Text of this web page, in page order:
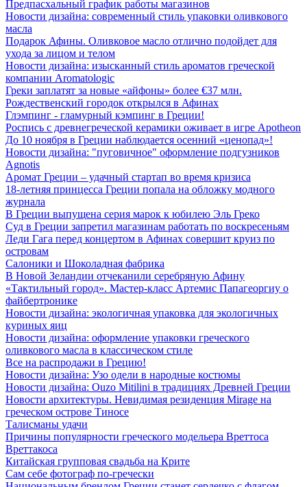
Предпасхальный график работы магазинов
Новости дизайна: современный стиль упаковки оливкового
масла
Подарок Афины. Оливковое масло отлично подойдет для
ухода за лицом и телом
Новости дизайна: изысканный стиль ароматов греческой
компании Aromatologic
Греки заплатят за новые «айфоны» более €37 млн.
Рождественский городок открылся в Афинах
Глэмпинг - гламурный кэмпинг в Греции!
Роспись с древнегреческой керамики оживает в игре Apotheon
До 10 ноября в Греции наблюдается осенний «ценопад»!
Новости дизайна: "пуговичное" оформление подгузников
Agnotis
Аромат Греции – удачный стартап во время кризиса
18-летняя принцесса Греции попала на обложку модного
журнала
В Греции выпущена серия марок к юбилею Эль Греко
Суд в Греции запретил магазинам работать по воскресеньям
Леди Гага перед концертом в Афинах совершит круиз по
островам
Салоники и Шоколадная фабрика
В Новой Зеландии отчеканили серебряную Афину
«Тактильный город». Мастер-класс Артемис Папагеоргиу о
файбертронике
Новости дизайна: экологичная упаковка для экологичных
куриных яиц
Новости дизайна: оформление упаковки греческого
оливкового масла в классическом стиле
Все на распродажи в Грецию!
Новости дизайна: Узо одели в народные костюмы
Новости дизайна: Ouzo Mitilini в традициях Древней Греции
Новости архитектуры. Невидимая резиденция Mirage на
греческом острове Тиносе
Талисманы удачи
Причины популярности греческого модельера Вреттоса
Вреттакоса
Китайская групповая свадьба на Крите
Сам себе фотограф по-гречески